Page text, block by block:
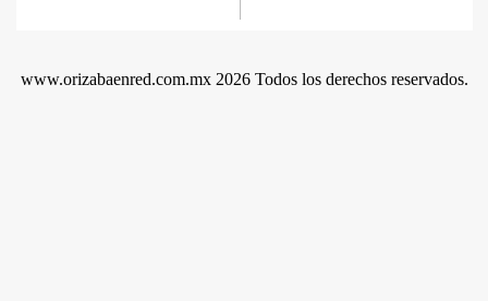
www.orizabaenred.com.mx 2026 Todos los derechos reservados.